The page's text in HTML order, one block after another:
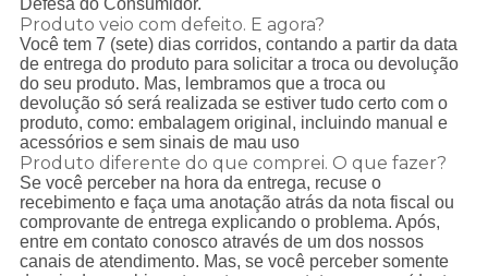
Produto veio com defeito. E agora?
Você tem 7 (sete) dias corridos, contando a partir da data
de entrega do produto para solicitar a troca ou devolução
do seu produto. Mas, lembramos que a troca ou
devolução só será realizada se estiver tudo certo com o
produto, como: embalagem original, incluindo manual e
acessórios e sem sinais de mau uso
Produto diferente do que comprei. O que fazer?
Se você perceber na hora da entrega, recuse o
recebimento e faça uma anotação atrás da nota fiscal ou
comprovante de entrega explicando o problema. Após,
entre em contato conosco através de um dos nossos
canais de atendimento. Mas, se você perceber somente